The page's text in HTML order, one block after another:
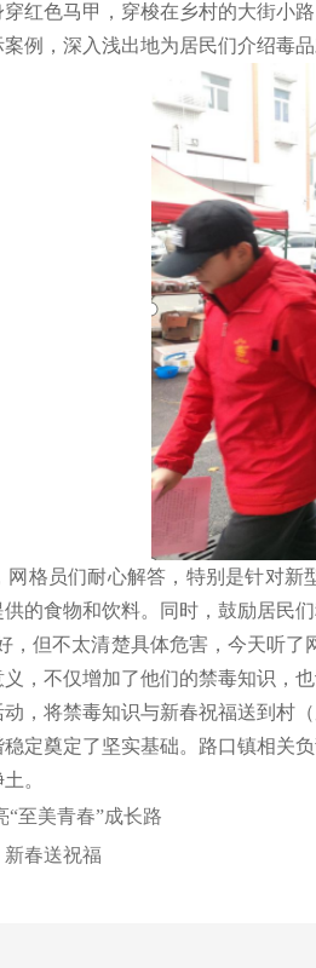
红色马甲，穿梭在乡村的大街小
例，深入浅出地为居民们介绍毒
格员们耐心解答，特别是针对新
的食物和饮料。同时，鼓励居民
但不太清楚具体危害，今天听了
，不仅增加了他们的禁毒知识，
，将禁毒知识与新春祝福送到村
定奠定了坚实基础。路口镇相关
。
“至美青春”成长路
春送祝福